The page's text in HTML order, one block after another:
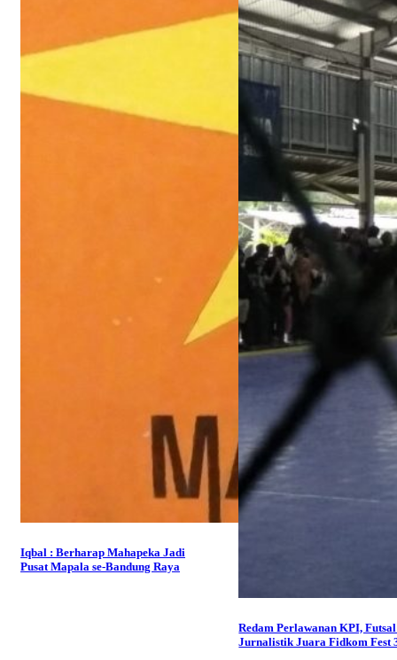
Iqbal : Berharap Mahapeka Jadi
Pusat Mapala se-Bandung Raya
Redam Perlawanan KPI,
Jurnalistik Juara Fidkom Fest